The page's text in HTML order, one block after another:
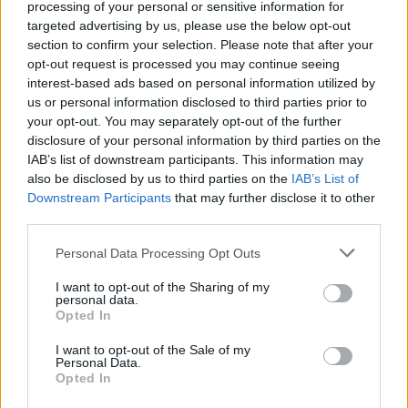
processing of your personal or sensitive information for
targeted advertising by us, please use the below opt-out
section to confirm your selection. Please note that after your
opt-out request is processed you may continue seeing
interest-based ads based on personal information utilized by
us or personal information disclosed to third parties prior to
your opt-out. You may separately opt-out of the further
disclosure of your personal information by third parties on the
IAB’s list of downstream participants. This information may
also be disclosed by us to third parties on the IAB’s List of
Downstream Participants that may further disclose it to other
Personal Data Processing Opt Outs
I want to opt-out of the Sharing of my
personal data.
Opted In
I want to opt-out of the Sale of my
Personal Data.
Opted In
designación autonómica de la Asamblea de
Madrid. Además fue delegada del Gobierno
para la Violencia de Género desde julio de 2018
a abril de 2019.
Campo ha dado la enhorabuena a Llop y ha
dicho que confía en que saque adelante los
proyectos pendientes.El hasta ahora ministro
ha agradecido a todos los trabajadores de la
Administración de Justicia por su "enorme
Departamento.
RETOS EN JUSTICIA
Al frente del Ministerio, Llop deberá continuar
con el diálogo con jueces y fiscales para el
desarrollo e implementación de la nueva